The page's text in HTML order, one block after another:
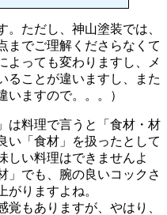
ただし、神山塗装では、
までご理解くださらなくて
よっても変わりますし、メ
ることが違いますし、また
ますので。。。）
は料理で言うと「食材・材
い「食材」を扱ったとして
しい料理はできませんよ
」でも、腕の良いコックさ
がりますよね。
もありますが、やはり、